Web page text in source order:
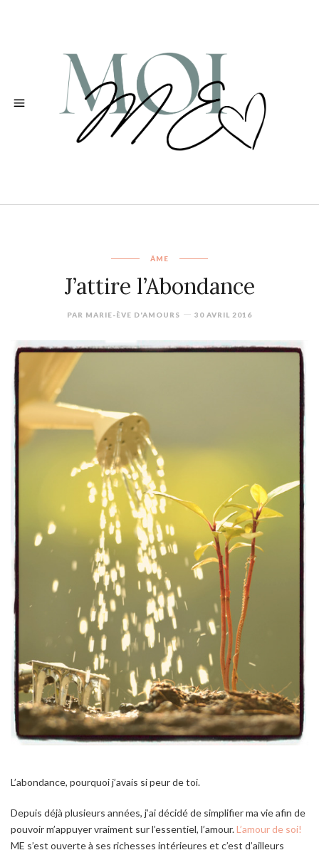
ÂME
J’attire l’Abondance
PAR MARIE-ÈVE D'AMOURS 30 AVRIL 2016
L’abondance, pourquoi j’avais si peur de toi.
Depuis déjà plusieurs années, j’ai décidé de simplifier ma vie afin de
pouvoir m’appuyer vraiment sur l’essentiel, l’amour.L’amour de soi!
ME s’est ouverte à ses richesses intérieures et c’est d’ailleurs